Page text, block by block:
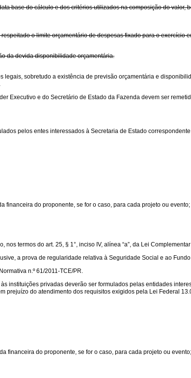
base do cálculo e dos critérios utilizados na composição do
o limite orçamentário de despesas fixado para o exercício
da devida disponibilidade orçamentária.
sobretudo a existência de previsão orçamentária e
Executivo e do Secretário de Estado da Fazenda devem ser
pelos entes interessados à Secretaria de Estado
financeira do proponente, se for o caso, para cada projeto ou evento;
termos do art. 25, § 1°, inciso IV, alínea “a”, da Lei
a prova de regularidade relativa à Seguridade Social e ao
n.º 61/2011-TCE/PR.
instituições privadas deverão ser formulados pelas entidades
do atendimento dos requisitos exigidos pela Lei Federal
financeira do proponente, se for o caso, para cada projeto ou evento;